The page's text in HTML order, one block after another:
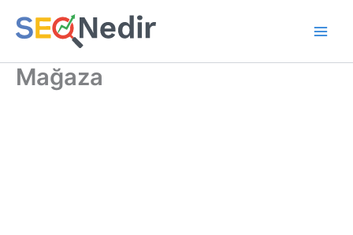
atla
Mağaza